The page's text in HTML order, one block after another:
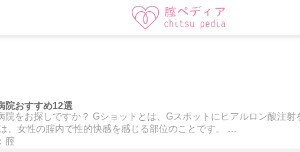
院おすすめ12選
をお探しですか？ Gショットとは、Gスポットにヒアルロン酸注射
、女性の腟内で性的快感を感じる部位のことです。 …
腟